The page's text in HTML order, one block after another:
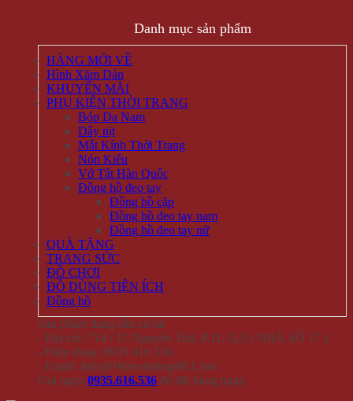
Danh mục sản phẩm
HÀNG MỚI VỀ
Hình Xăm Dán
KHUYẾN MÃI
PHỤ KIỆN THỜI TRANG
Bóp Da Nam
Dây nịt
Mắt Kính Thời Trang
Nón Kiểu
Vớ Tất Hàn Quốc
Đồng hồ đeo tay
Đồng hồ cặp
Đồng hồ đeo tay nam
Đồng hồ đeo tay nữ
QUÀ TẶNG
TRANG SỨC
ĐỒ CHƠI
ĐỒ DÙNG TIỆN ÍCH
Đồng hồ
Sản phẩm đang sẵn có tại
- Địa chỉ: 714 / 17 Nguyễn Trãi, P.11, Q.5 ( NHÀ SỐ 17 )
- Điện thoại: 0935 616 536
- Email: Info@Winwinshop88.Com
Gọi ngay 0935.616.536 để đặt hàng ngay.